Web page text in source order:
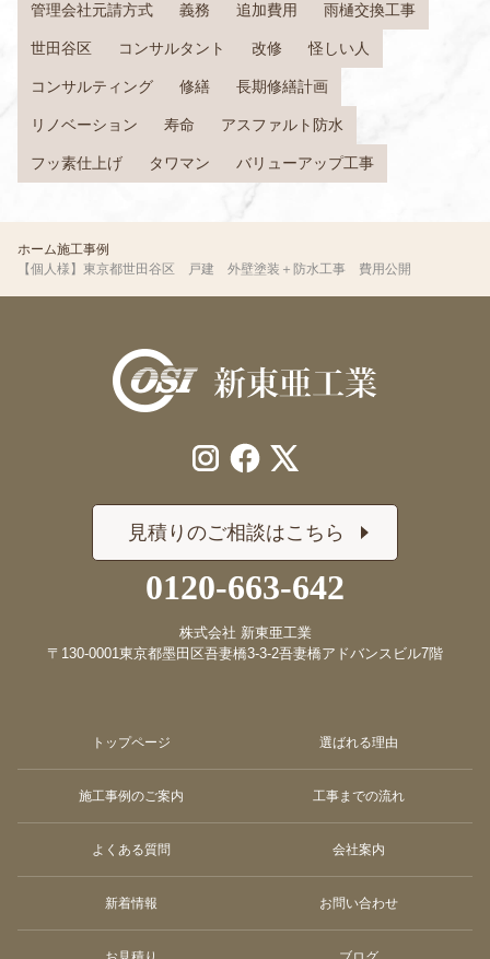
管理会社元請方式 義務 追加費用 雨樋交換工事
世田谷区 コンサルタント 改修 怪しい人
コンサルティング 修繕 長期修繕計画
リノベーション 寿命 アスファルト防水
フッ素仕上げ タワマン バリューアップ工事
ホーム施工事例
【個人様】東京都世田谷区 戸建 外壁塗装＋防水工事 費用公開
見積りのご相談はこちら
0120-663-642
株式会社 新東亜工業
〒130-0001東京都墨田区吾妻橋3-3-2吾妻橋アドバンスビル7階
トップページ 選ばれる理由
施工事例のご案内 工事までの流れ
よくある質問 会社案内
新着情報 お問い合わせ